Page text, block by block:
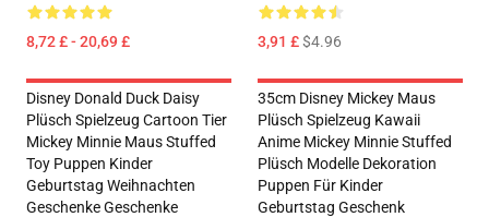
8,72 £ - 20,69 £ 3,91 £$4.96
Disney Donald Duck Daisy
Plüsch Spielzeug Cartoon Tier
Mickey Minnie Maus Stuffed
Toy Puppen Kinder
Geburtstag Weihnachten
Geschenke Geschenke
35cm Disney Mickey Maus
Plüsch Spielzeug Kawaii
Anime Mickey Minnie Stuffed
Plüsch Modelle Dekoration
Puppen Für Kinder
Geburtstag Geschenk